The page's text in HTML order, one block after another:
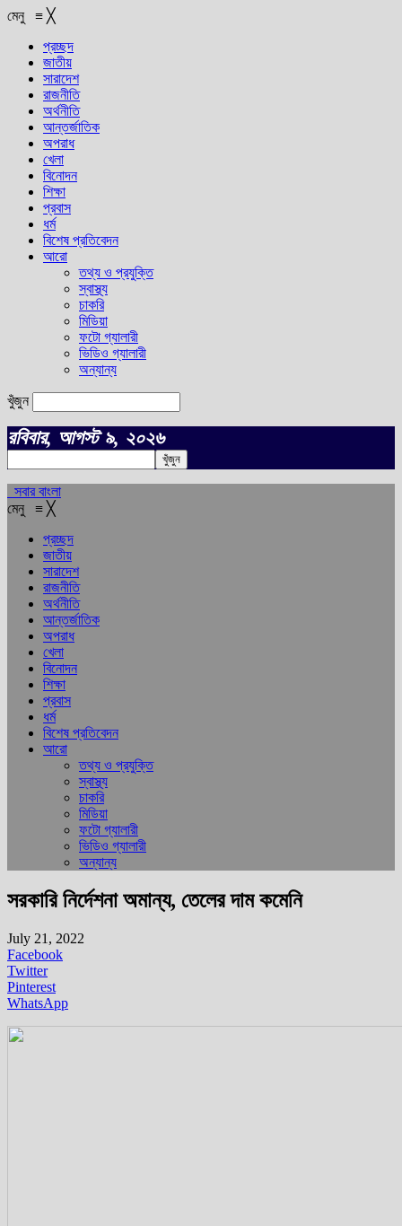
মেনু ≡ ╳
প্রচ্ছদ
জাতীয়
সারাদেশ
রাজনীতি
অর্থনীতি
আন্তর্জাতিক
অপরাধ
খেলা
বিনোদন
শিক্ষা
প্রবাস
ধর্ম
বিশেষ প্রতিবেদন
আরো
তথ্য ও প্রযুক্তি
স্বাস্থ্য
চাকরি
মিডিয়া
ফটো গ্যালারী
ভিডিও গ্যালারী
অন্যান্য
খুঁজুন
রবিবার, আগস্ট ৯, ২০২৬
সবার বাংলা
মেনু ≡ ╳
প্রচ্ছদ
জাতীয়
সারাদেশ
রাজনীতি
অর্থনীতি
আন্তর্জাতিক
অপরাধ
খেলা
বিনোদন
শিক্ষা
প্রবাস
ধর্ম
বিশেষ প্রতিবেদন
আরো
তথ্য ও প্রযুক্তি
স্বাস্থ্য
চাকরি
মিডিয়া
ফটো গ্যালারী
ভিডিও গ্যালারী
অন্যান্য
সরকারি নির্দেশনা অমান্য, তেলের দাম কমেনি
July 21, 2022
Facebook
Twitter
Pinterest
WhatsApp